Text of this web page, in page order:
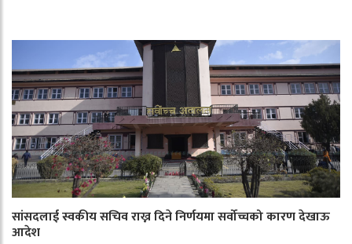
सांसदलाई स्वकीय सचिव राख्न दिने निर्णयमा सर्वोच्चको कारण देखाऊ
आदेश